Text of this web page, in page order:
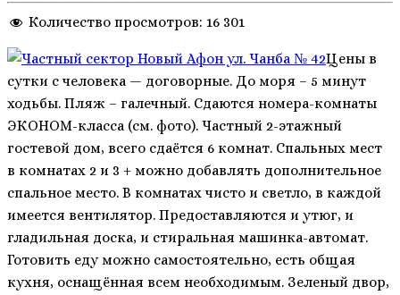
Количество просмотров: 16 301
Цены в
сутки с человека — договорные. До моря – 5 минут
ходьбы. Пляж – галечный. Сдаются номера-комнаты
ЭКОНОМ-класса (см. фото). Частный 2-этажный
гостевой дом, всего сдаётся 6 комнат. Спальных мест
в комнатах 2 и 3 + можно добавлять дополнительное
спальное место. В комнатах чисто и светло, в каждой
имеется вентилятор. Предоставляются и утюг, и
гладильная доска, и стиральная машинка-автомат.
Готовить еду можно самостоятельно, есть общая
кухня, оснащённая всем необходимым. Зеленый двор,